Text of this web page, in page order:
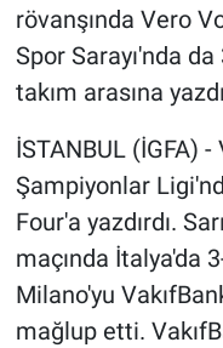
rövanşında Vero
Spor Sarayı'nda
takım arasına
İSTANBUL (İGFA)
Şampiyonlar
Four'a yazdırdı.
maçında İtalya'da
Milano'yu
mağlup etti.